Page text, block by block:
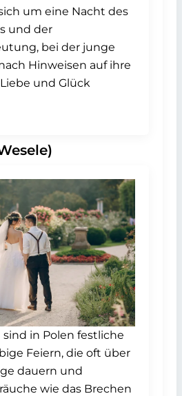
um eine Nacht des
und der
bei der junge
Hinweisen auf ihre
und Glück
in Polen festliche
Feiern, die oft über
dauern und
wie das Brechen